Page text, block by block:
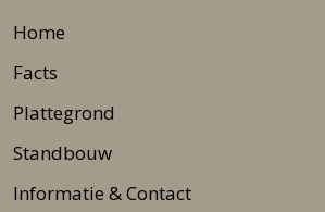
Home
Facts
Plattegrond
Standbouw
Informatie & Contact